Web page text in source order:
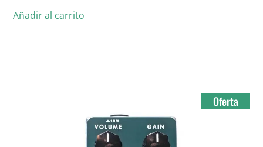
Añadir al carrito
Oferta